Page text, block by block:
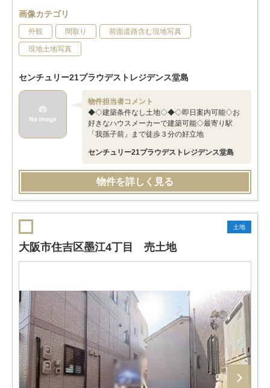
画像カテゴリ
外観 間取り 前面道路含む現地写真
現地土地写真
センチュリー21プラウデストレジデンス堂島
物件担当者コメント
◆◇建築条件なし土地◇◆◇即日案内可能◇お
好きなハウスメーカーで建築可能◇最寄り駅
「我孫子前」まで徒歩３分の好立地
センチュリー21プラウデストレジデンス堂島
物件を詳しく見る
土地
大阪市住吉区墨江4丁目 売土地